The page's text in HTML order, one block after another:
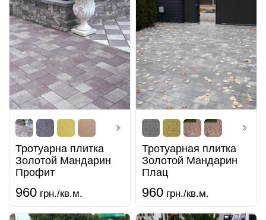
Тротуарна плитка
Золотой Мандарин
Профит
960 грн./кв.м.
Тротуарная плитка
Золотой Мандарин
Плац
960 грн./кв.м.